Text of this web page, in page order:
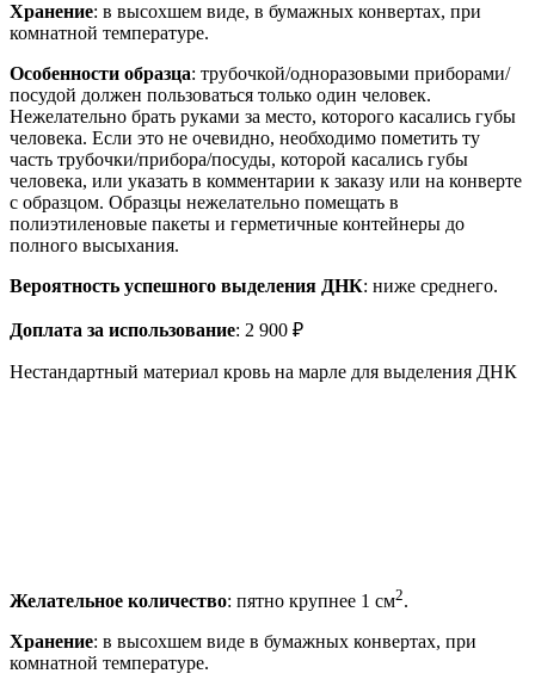
Хранение: в высохшем виде, в бумажных конвертах, при
комнатной температуре.
Особенности образца: трубочкой/одноразовыми приборами/
посудой должен пользоваться только один человек.
Нежелательно брать руками за место, которого касались губы
человека. Если это не очевидно, необходимо пометить ту
часть трубочки/прибора/посуды, которой касались губы
человека, или указать в комментарии к заказу или на конверте
с образцом. Образцы нежелательно помещать в
полиэтиленовые пакеты и герметичные контейнеры до
полного высыхания.
Вероятность успешного выделения ДНК: ниже среднего.
Доплата за использование: 2 900 ₽
Нестандартный материал кровь на марле для выделения ДНК
Желательное количество: пятно крупнее 1 см2.
Хранение: в высохшем виде в бумажных конвертах, при
комнатной температуре.